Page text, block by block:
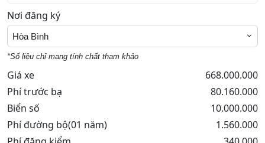
Nơi đăng ký
Hòa Bình
*Số liệu chỉ mang tính chất tham khảo
Giá xe
668.000.000
Phí trước bạ
80.160.000
Biển số
10.000.000
Phí đường bộ(01 năm)
1.560.000